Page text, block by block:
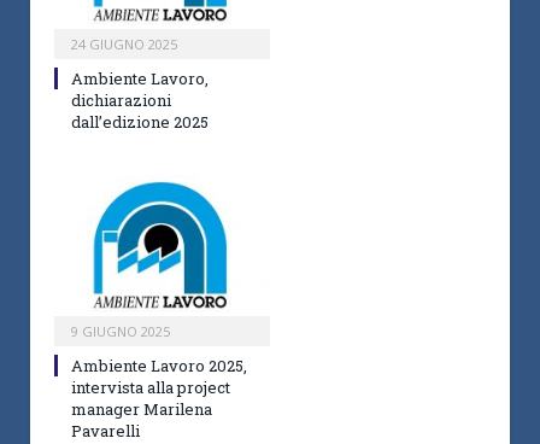
24 GIUGNO 2025
Ambiente Lavoro,
dichiarazioni
dall’edizione 2025
9 GIUGNO 2025
Ambiente Lavoro 2025,
intervista alla project
manager Marilena
Pavarelli